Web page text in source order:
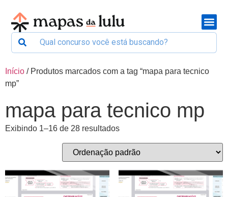
Início / Produtos marcados com a tag “mapa para tecnico
mp”
mapa para tecnico mp
Exibindo 1–16 de 28 resultados